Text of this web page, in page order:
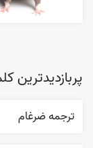
پربازدیدترین
ترجمه ضرغام